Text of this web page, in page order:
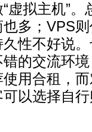
虚拟主机”
多；VPS
性不好说
的交流环
用合租，
以选择自